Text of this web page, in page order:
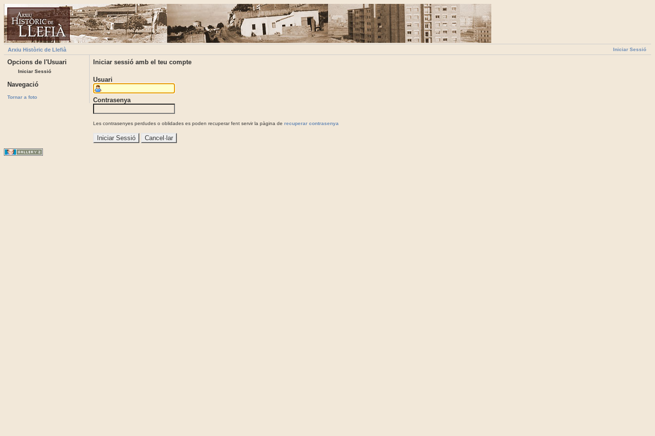
Iniciar Sessió
Arxiu Històric de Llefià
Opcions de l'Usuari
Iniciar Sessió
Navegació
Tornar a foto
Iniciar sessió amb el teu compte
Usuari
Contrasenya
Les contrasenyes perdudes o oblidades es poden recuperar fent servir la pàgina de recuperar contrasenya